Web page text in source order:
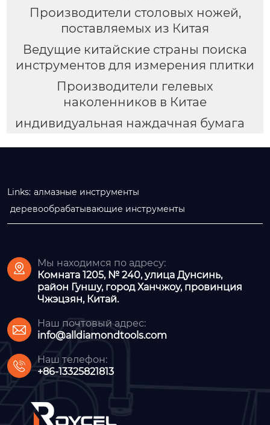
Производители столовых ножей,
поставляемых из Китая
Ведущие китайские страны поиска
инструментов для измерения плитки
Производители гелевых
наколенников в Китае
индивидуальная наждачная бумага
Links: алмазные инструменты
деревообрабатывающие инструменты

Мы находимся по адресу:
Комната 1205, № 240, улица Дунсинь,
район Гуншу, город Ханчжоу, провинция
Чжэцзян, Китай.

Наш почтовый адрес:
info@alldiamondtools.com

Наш телефон:
+86-13325821813